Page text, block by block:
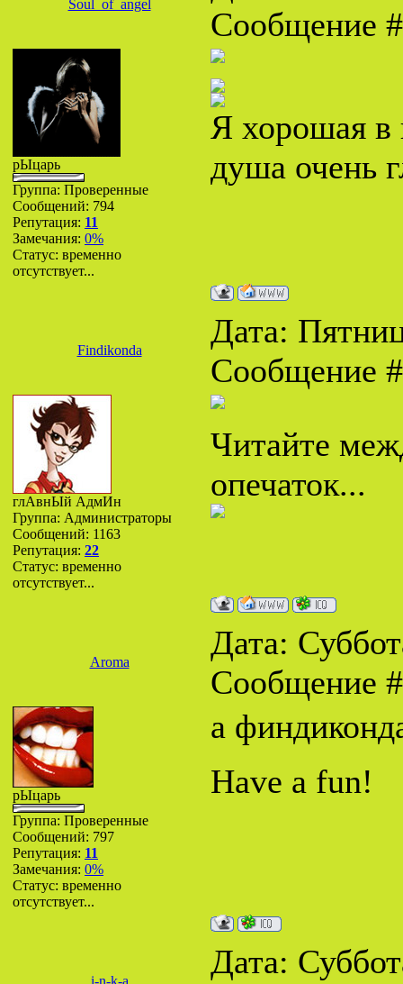
Soul_of_angel
Сообщение
рЫцарь
Группа: Проверенные
Сообщений: 794
Репутация: 11
Замечания: 0%
Статус: временно
отсутствует...
Я хорошая в
душа очень
Findikonda
Дата:
Сообщение
глАвнЫй АдмИн
Группа: Администраторы
Сообщений: 1163
Репутация: 22
Статус: временно
отсутствует...
Читайте
опечаток...
Aroma
Дата:
Сообщение
рЫцарь
Группа: Проверенные
Сообщений: 797
Репутация: 11
Замечания: 0%
Статус: временно
отсутствует...
а
Have a fun!
i-n-k-a
Дата: